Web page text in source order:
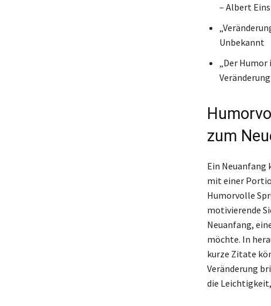
– Albert
Unbekannt
„Der
zum
Ein Neuanfang
mit einer
Humorvolle
motivierende
Neuanfang,
möchte. In
kurze Zitate
Veränderung
die Leichtigkeit,